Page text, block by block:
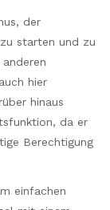
der
zu starten und zu
hier
hinaus
da er
Berechtigung
einfachen